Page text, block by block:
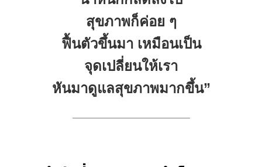
สุขภาพก็ค่อย ๆ
ฟื้นตัวขึ้นมา เหมือนเป็น
จุดเปลี่ยนให้เรา
หันมาดูแลสุขภาพมากขึ้น”
————————————–